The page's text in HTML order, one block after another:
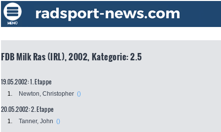
FDB Milk Ras (IRL), 2002, Kategorie: 2.5
19.05.2002: 1. Etappe
1. Newton, Christopher ()
20.05.2002: 2. Etappe
1. Tanner, John ()